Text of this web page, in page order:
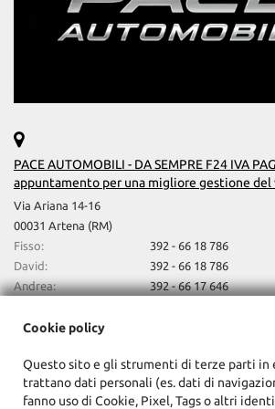
Volante multifunzione
profondità antiabbagliamento • Fari direzionali
LED • Fari Xenon • Fendinebbia • Frenata
Head-up display • Hotspot Wi-Fi •
chiamata d'emergenza • Navigatore satellitare
parcheggio automatico • Sistema di
Start/Stop Automatico • Streaming musicale
lombare • Telecamera per parcheggio assistito
oscurati • Vivavoce • Volante in pelle •
PACE AUTOMOBILI - DA SEMPRE F24 IVA
appuntamento per una migliore gestione
Via Ariana 14-16
00031 Artena (RM)
Fisso:
392 - 66 18 786
David:
392 - 66 18 786
Andrea:
392 - 66 17 646
Indicazioni stradali
Dati fiscali:
Cookie policy
Questo sito e gli strumenti di terze parti in
trattano dati personali (es. dati di
fanno uso di Cookie, Pixel, Tags o altri